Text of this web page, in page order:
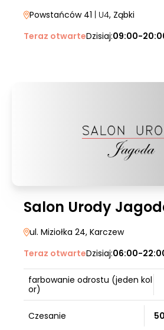
Powstańców 41 | U4, Ząbki
Teraz otwarteDzisiaj:09:00-
Salon Urody
ul. Miziołka 24, Karczew
Teraz otwarteDzisiaj:06:00-
farbowanie odrostu (jeden kol
or)
Czesanie